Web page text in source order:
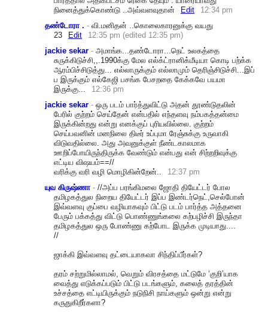
நினைத்துக்கொண்டு ..அவ்வளவுதான்
Edit
12:34 pm
தண்டோரா . - வி.மனிதன் ..கொலைகாரனுக்கு வயது
23
Edit
12:35 pm (edited 12:35 pm)
jackie sekar - அமாங்க...தண்டோரா...நெட் உலகத்தை
சுருக்கிடுச்சி,,.1990க்கு மேல எல்க்ட்ரானிக்மீடியா கொடி பற்க்க
ஆரம்பிச்சிடுத்து... எல்லாருக்கும் எல்லாமும் தெரிஞ்சிடுச்சி...இப்
ப இருக்கும் எல்கேஜி பசங்க பேசறதை கேக்கவே பயமா
இருக்கு...
12:36 pm
jackie sekar - ஒரு படம் பார்த்துவிட்டு அதன் தூண்டுதலின்
பேரில் குற்றம் செய்தேன் என்பதில் எந்தளவு நம்பகத்தன்மை
இருக்கின்றது என்று எனக்குப் புரியவில்லை. குற்றம்
செய்பவனின் மனநிலை திடீர் உப்புமா ரேஞ்சுக்கு உருவாகி
விடுவதில்லை. அது அவனுக்குள் நீண்டகாலமாக
ஊறிப்போயிருந்திருக்க வேண்டும் என்பது என் சிற்றறிவுக்கு
எட்டிய விஷயம்==//
வரிக்கு வரி வழி மொழிகின்றேன்..
12:37 pm
யுவ கிருஷ்ணா - //அப்ப பரங்கிமலை ஜோதி தியேட்டர் போல
தமிழகத்துல நிறைய தியேட்டர் இப்ப இண்டர்நெட்,செல்போன்
இவ்வளவு குப்பை வழியாகவும் பிட்டு படம் பார்த்த அத்தனை
பேரும் பக்கத்து விட்டு பொண்ணுங்கலை கற்பழிச்சி இருந்தா
தமிழகத்துல ஒரு போண்ணு கற்போட இருக்க முடியாது....
//
ஜாக்கி இவ்வளவு தட்டையாகவா சிந்திப்பீர்கள்?
தரம் சற்றுமில்லாமல், வெறும் விரசத்தை மட்டுமே ‘குறி’யாக
வைத்து எடுக்கப்படும் பிட்டு படங்களும், கலைத் தரத்தின்
உச்சத்தை எட்டியிருக்கும் நடுநிசி நாய்களும் ஒன்று என்று
கருதுகிறீர்களா?